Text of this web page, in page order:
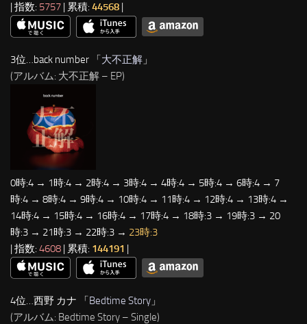
| 指数: 5757 | 累積: 44568
3位…back number 「大不正解 」
(アルバム: 大不正解 – EP)
0時:4 → 1時:4 → 2時:4 → 3時:4 → 4時:4 → 5時:4 → 6時:4 → 7
時:4 → 8時:4 → 9時:4 → 10時:4 → 11時:4 → 12時:4 → 13時:4 →
14時:4 → 15時:4 → 16時:4 → 17時:4 → 18時:3 → 19時:3 → 20
時:3 → 21時:3 → 22時:3 → 23時:3
| 指数: 4608 | 累積: 144191 |
4位…西野 カナ 「Bedtime Story 」
(アルバム: Bedtime Story – Single)